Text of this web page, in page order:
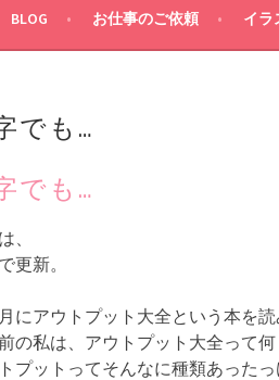
BLOG お仕事のご依頼 イラ
でも…
でも…
、
更新。
にアウトプット大全という本を読
の私は、アウトプット大全って何
プットってそんなに種類あったっ